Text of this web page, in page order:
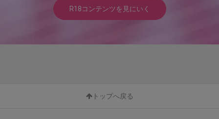
R18コンテンツを見にいく
トップへ戻る